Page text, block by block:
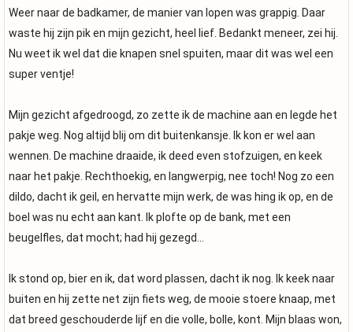
Weer naar de badkamer, de manier van lopen was grappig. Daar
waste hij zijn pik en mijn gezicht, heel lief. Bedankt meneer, zei hij.
Nu weet ik wel dat die knapen snel spuiten, maar dit was wel een
super ventje!
Mijn gezicht afgedroogd, zo zette ik de machine aan en legde het
pakje weg. Nog altijd blij om dit buitenkansje. Ik kon er wel aan
wennen. De machine draaide, ik deed even stofzuigen, en keek
naar het pakje. Rechthoekig, en langwerpig, nee toch! Nog zo een
dildo, dacht ik geil, en hervatte mijn werk, de was hing ik op, en de
boel was nu echt aan kant. Ik plofte op de bank, met een
beugelfles, dat mocht; had hij gezegd…
Ik stond op, bier en ik, dat word plassen, dacht ik nog. Ik keek naar
buiten en hij zette net zijn fiets weg, de mooie stoere knaap, met
dat breed geschouderde lijf en die volle, bolle, kont. Mijn blaas won,